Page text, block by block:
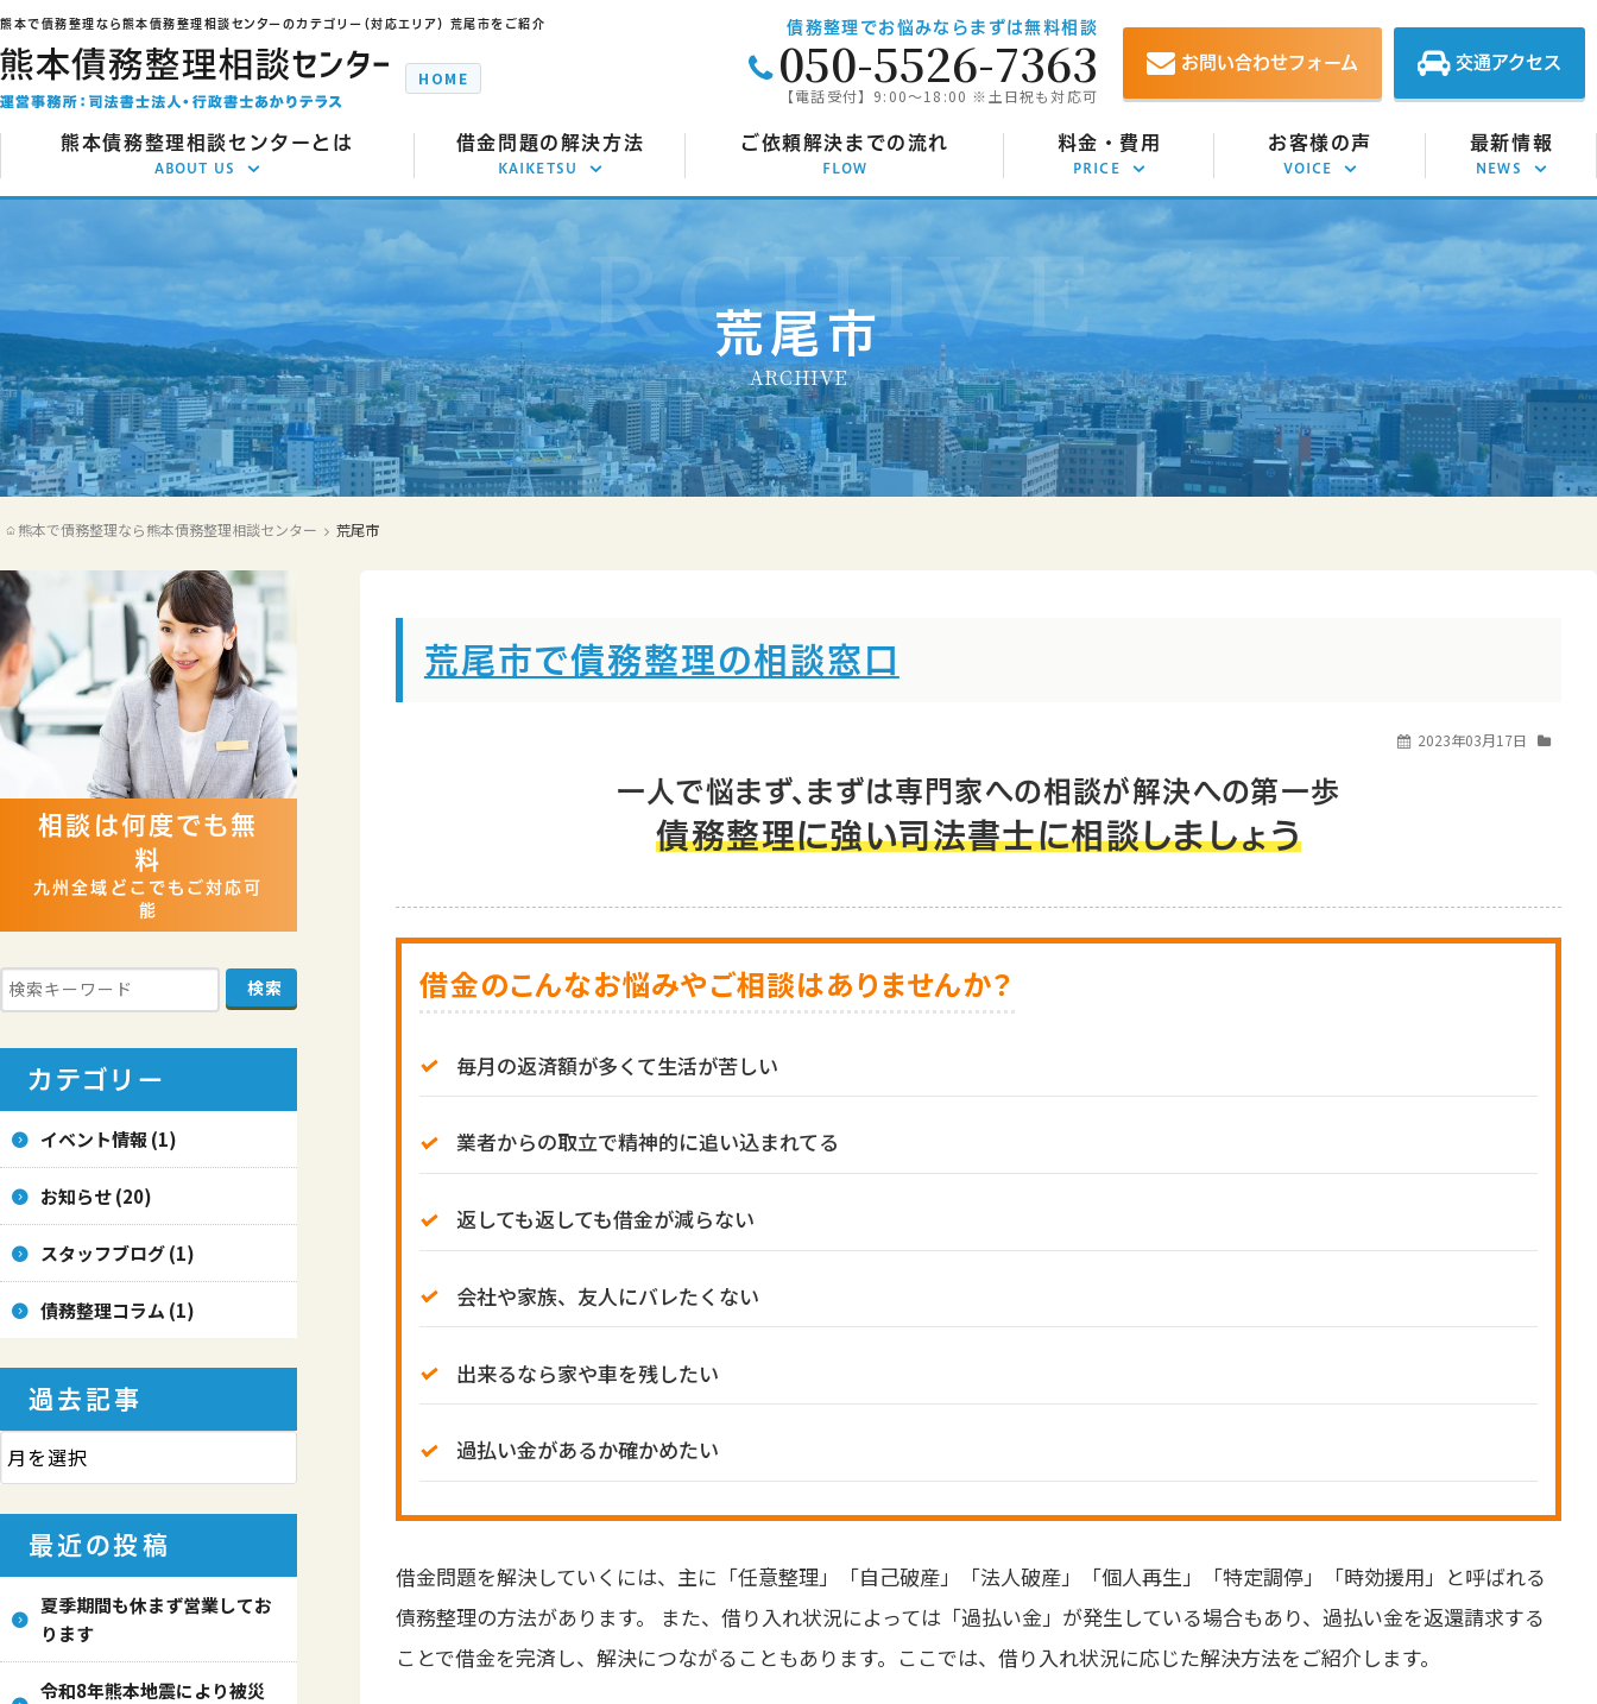
熊本で債務整理なら熊本債務整理相談センターのカテゴリー（対応エリア） 荒尾市をご紹介
HOME
お問い合わせフォーム 交通アクセス
債務整理でお悩みならまずは無料相談
050-5526-7363
【電話受付】9:00～18:00 ※土日祝も対応可
熊本債務整理相談センターとは
ABOUT US
借金解決で選ばれる理由
代表からのメッセージ
事務所のご案内
交通アクセス
ご推薦者の言葉
よくあるご質問
お問い合わせ
借金問題の解決方法
KAIKETSU
自己破産
個人再生
特定調停
時効援用
ご依頼解決までの流れ
FLOW
料金・費用
PRICE
任意整理の費用
自己破産の費用
特定調停の費用
時効援用の費用
お客様の声
VOICE
お客様の声
解決実績
最新情報
NEWS
イベント情報
スタッフブログ
債務整理コラム
荒尾市
ARCHIVE
熊本で債務整理なら熊本債務整理相談センター 荒尾市
荒尾市で債務整理の相談窓口
2023年03月17日
一人で悩まず、まずは専門家への相談が解決への第一歩
債務整理に強い司法書士に相談しましょう
借金のこんなお悩みやご相談はありませんか？
毎月の返済額が多くて生活が苦しい
業者からの取立で精神的に追い込まれてる
返しても返しても借金が減らない
会社や家族、友人にバレたくない
出来るなら家や車を残したい
過払い金があるか確かめたい
借金問題を解決していくには、主に「任意整理」「自己破産」「法人破産」「個人再生」「特定調停」「時効援用」と呼ばれる
債務整理の方法があります。 また、借り入れ状況によっては「過払い金」が発生している場合もあり、過払い金を返還請求する
ことで借金を完済し、解決につながることもあります。ここでは、借り入れ状況に応じた解決方法をご紹介します。
相談は何度でも無
料
九州全域どこでもご対応可
能
カテゴリー
イベント情報 (1)
お知らせ (20)
スタッフブログ (1)
債務整理コラム (1)
過去記事
最近の投稿
夏季期間も休まず営業してお
ります
令和8年熊本地震により被災